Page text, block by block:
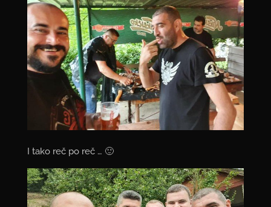
I tako reč po reč … 🙂